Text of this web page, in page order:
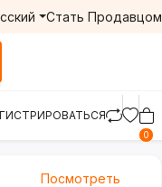
Стать Продавцом
0
Посмотреть